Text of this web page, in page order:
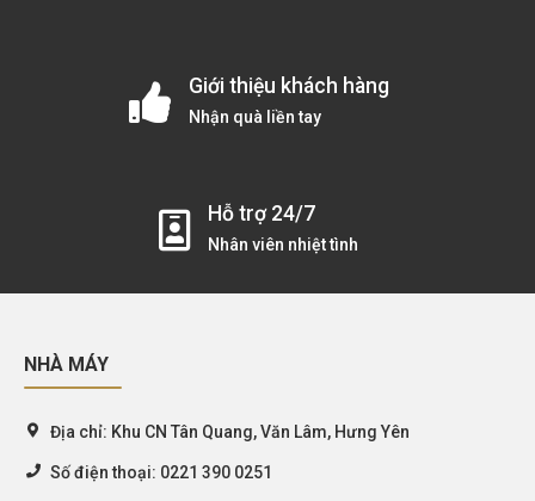
Giới thiệu khách hàng
Nhận quà liền tay
Hỗ trợ 24/7
Nhân viên nhiệt tình
NHÀ MÁY
Địa chỉ: Khu CN Tân Quang, Văn Lâm, Hưng Yên
Số điện thoại: 0221 390 0251